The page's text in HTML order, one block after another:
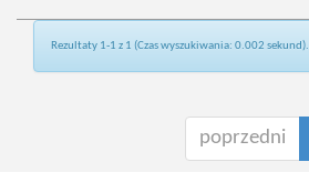
Rezultaty 1-1 z 1 (Czas wyszukiwania: 0.002 sekund).
poprzedni